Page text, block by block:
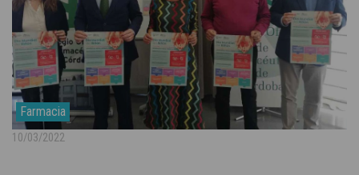
Farmacia
10/03/2022